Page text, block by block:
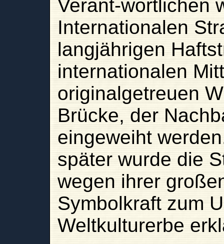
Verant-wortlichen
Internationalen
langjährigen
internationalen
originalgetreuen
Brücke, der
eingeweiht
später wurde die
wegen ihrer
Symbolkraft zum
Weltkulturerbe